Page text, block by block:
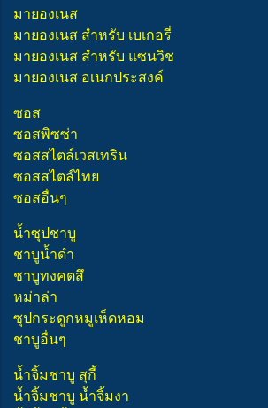
มายองเนส
มายองเนส สำหรับ เบเกอรี่
มายองเนส สำหรับ แซนวิช
มายองเนส อเนกประสงค์
ซอส
ซอสพิซซ่า
ซอสสไตล์เวสเทริน
ซอสสไตล์ไทย
ซอสอื่นๆ
น้ำซุปชาบู
ชาบูน้ำดำ
ชาบูทงคตสึ
หม่าล่า
ซุปกระดูกหมูเห็ดหอม
ชาบูอื่นๆ
น้ำจิ้มชาบู สุกี้
น้ำจิ้มชาบู น้ำจิ้มงา